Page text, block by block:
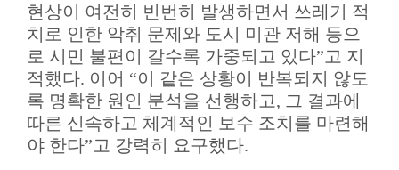
현상이 여전히 빈번히 발생하면서 쓰레기 적
치로 인한 악취 문제와 도시 미관 저해 등으
로 시민 불편이 갈수록 가중되고 있다”고 지
적했다. 이어 “이 같은 상황이 반복되지 않도
록 명확한 원인 분석을 선행하고, 그 결과에
따른 신속하고 체계적인 보수 조치를 마련해
야 한다”고 강력히 요구했다.